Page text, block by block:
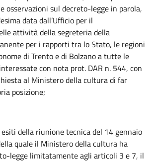
osservazioni sul decreto-legge in parola,
data dall’Ufficio per il
attività della segreteria della
per i rapporti tra lo Stato, le regioni
di Trento e di Bolzano a tutte le
con nota prot. DAR n. 544, con
al Ministero della cultura di far
posizione;
della riunione tecnica del 14 gennaio
quale il Ministero della cultura ha
legge limitatamente agli articoli 3 e 7, il